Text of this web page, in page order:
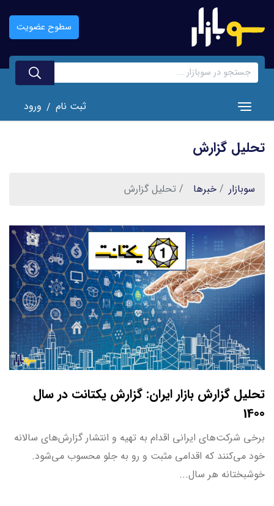
اصلی
سطوح عضویت
Toggle navigation ثبت نام / ورود
تحلیل گزارش
سوبازار خبر‌ها تحلیل گزارش
تحلیل گزارش بازار ایران: گزارش یکتانت در سال
1400
برخی شرکت‌های ایرانی اقدام به تهیه و انتشار گزارش‌های سالانه
خود می‌کنند که اقدامی مثبت و رو به جلو محسوب می‌شود.
خوشبختانه هر سال...